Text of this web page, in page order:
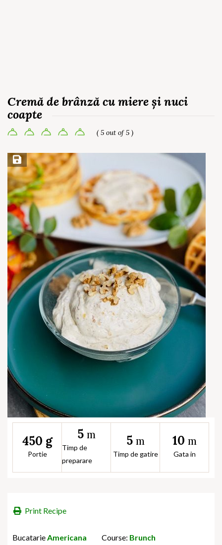
Cremă de brânză cu miere și nuci
coapte
( 5 out of 5 )
Save Recipe
450 g
Portie
5 m
Timp de
preparare
5 m
Timp de gatire
10 m
Gata in
Print Recipe
BucatarieAmericana Course: Brunch